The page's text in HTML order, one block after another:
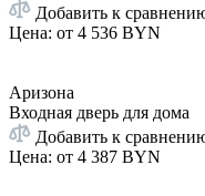
Добавить к
Цена: от 4 536 BYN
Аризона
Входная дверь для дома
Добавить к
Цена: от 4 387 BYN